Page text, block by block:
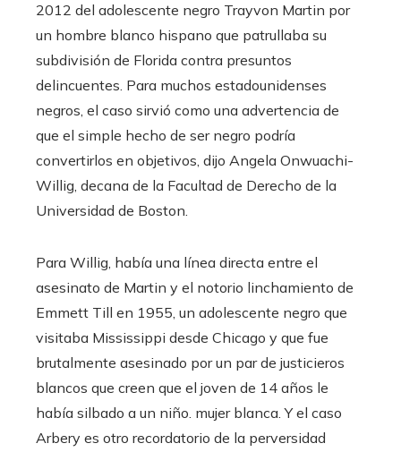
2012 del adolescente negro Trayvon Martin por
un hombre blanco hispano que patrullaba su
subdivisión de Florida contra presuntos
delincuentes. Para muchos estadounidenses
negros, el caso sirvió como una advertencia de
que el simple hecho de ser negro podría
convertirlos en objetivos, dijo Angela Onwuachi-
Willig, decana de la Facultad de Derecho de la
Universidad de Boston.
Para Willig, había una línea directa entre el
asesinato de Martin y el notorio linchamiento de
Emmett Till en 1955, un adolescente negro que
visitaba Mississippi desde Chicago y que fue
brutalmente asesinado por un par de justicieros
blancos que creen que el joven de 14 años le
había silbado a un niño. mujer blanca. Y el caso
Arbery es otro recordatorio de la perversidad